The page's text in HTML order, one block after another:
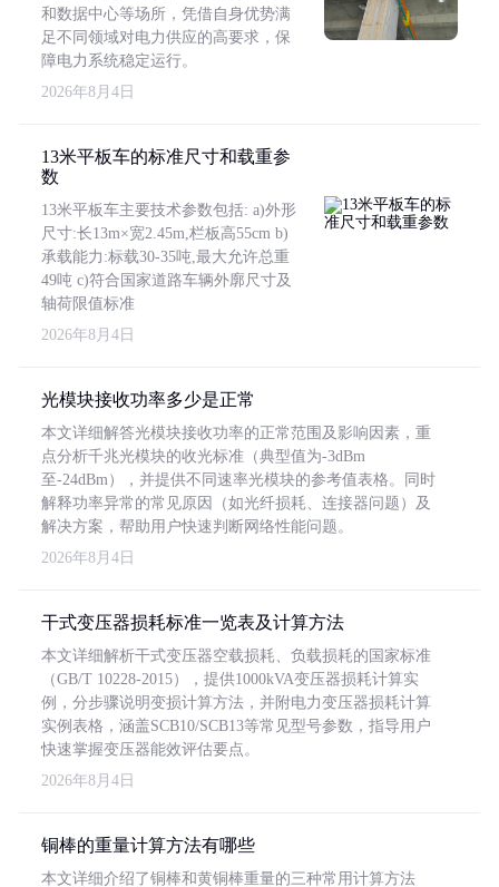
和数据中心等场所，凭借自身优势满
足不同领域对电力供应的高要求，保
障电力系统稳定运行。
2026年8月4日
13米平板车的标准尺寸和载重参
数
13米平板车主要技术参数包括: a)外形
尺寸:长13m×宽2.45m,栏板高55cm b)
承载能力:标载30-35吨,最大允许总重
49吨 c)符合国家道路车辆外廓尺寸及
轴荷限值标准
2026年8月4日
光模块接收功率多少是正常
本文详细解答光模块接收功率的正常范围及影响因素，重
点分析千兆光模块的收光标准（典型值为-3dBm
至-24dBm），并提供不同速率光模块的参考值表格。同时
解释功率异常的常见原因（如光纤损耗、连接器问题）及
解决方案，帮助用户快速判断网络性能问题。
2026年8月4日
干式变压器损耗标准一览表及计算方法
本文详细解析干式变压器空载损耗、负载损耗的国家标准
（GB/T 10228-2015），提供1000kVA变压器损耗计算实
例，分步骤说明变损计算方法，并附电力变压器损耗计算
实例表格，涵盖SCB10/SCB13等常见型号参数，指导用户
快速掌握变压器能效评估要点。
2026年8月4日
铜棒的重量计算方法有哪些
本文详细介绍了铜棒和黄铜棒重量的三种常用计算方法